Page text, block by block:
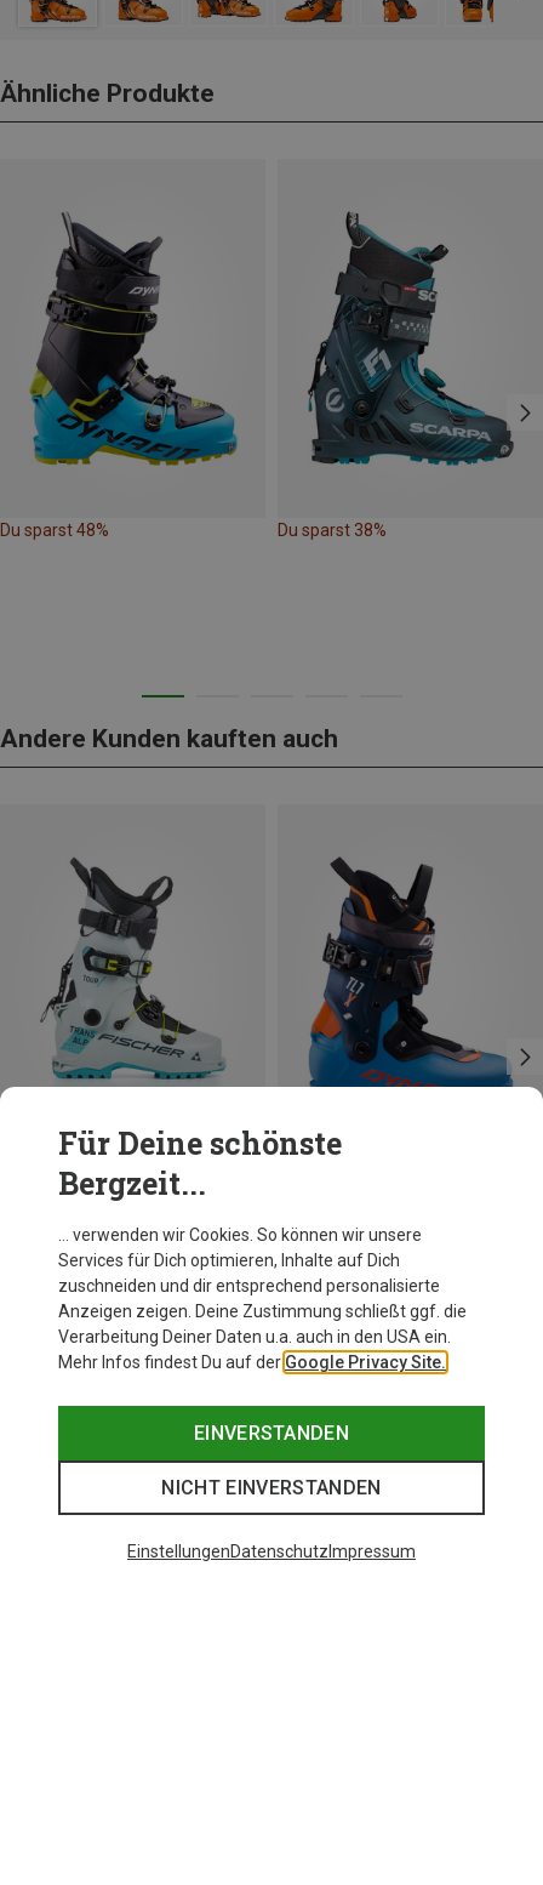
Ähnliche Produkte
Du sparst 48% Du sparst 38%
Andere Kunden kauften auch
Du sparst 58%
Für Deine schönste
Bergzeit...
… verwenden wir Cookies. So können wir unsere
Services für Dich optimieren, Inhalte auf Dich
zuschneiden und dir entsprechend personalisierte
Anzeigen zeigen. Deine Zustimmung schließt ggf. die
Verarbeitung Deiner Daten u.a. auch in den USA ein.
Mehr Infos findest Du auf der Google Privacy Site.
EINVERSTANDEN
NICHT EINVERSTANDEN
EinstellungenDatenschutz Impressum